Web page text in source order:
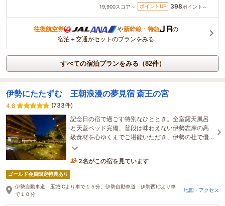
19,900スコア～ ポイントUP 398ポイント～
往復航空券 や新幹線・特急
の
宿泊＋交通がセットのプランをみる
すべての宿泊プランをみる（82件）
伊勢にたたずむ 王朝浪漫の夢見宿 斎王の宮
4.8
(733件)
記念日の宿で過ごす特別なひととき。全室露天風呂
と天蓋ベッド完備、普段は味わえない伊勢志摩の高
級食材を心ゆくまでご堪能いただき、伊勢の杜で優
美な時間をお過ごしください。
2名がこの宿を見ています
ゴールド会員限定特典あり
伊勢自動車道 玉城ICより車で１５分、伊勢自動車道 伊勢西ICより車
で１０分
地図・アクセス